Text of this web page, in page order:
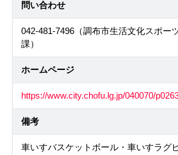
問い合わせ
042-481-7496（調布市生活文化スポー
課）
ホームページ
https://www.city.chofu.lg.jp/040070/
備考
車いすバスケットボール・車いすラグ